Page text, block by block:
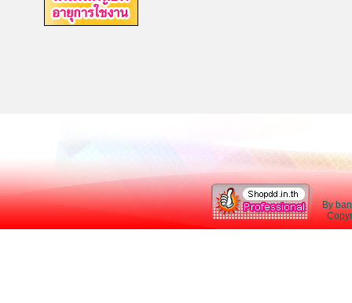
By